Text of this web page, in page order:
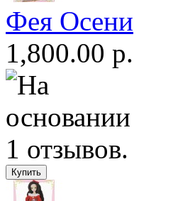
Фея Осени
1,800.00 р.